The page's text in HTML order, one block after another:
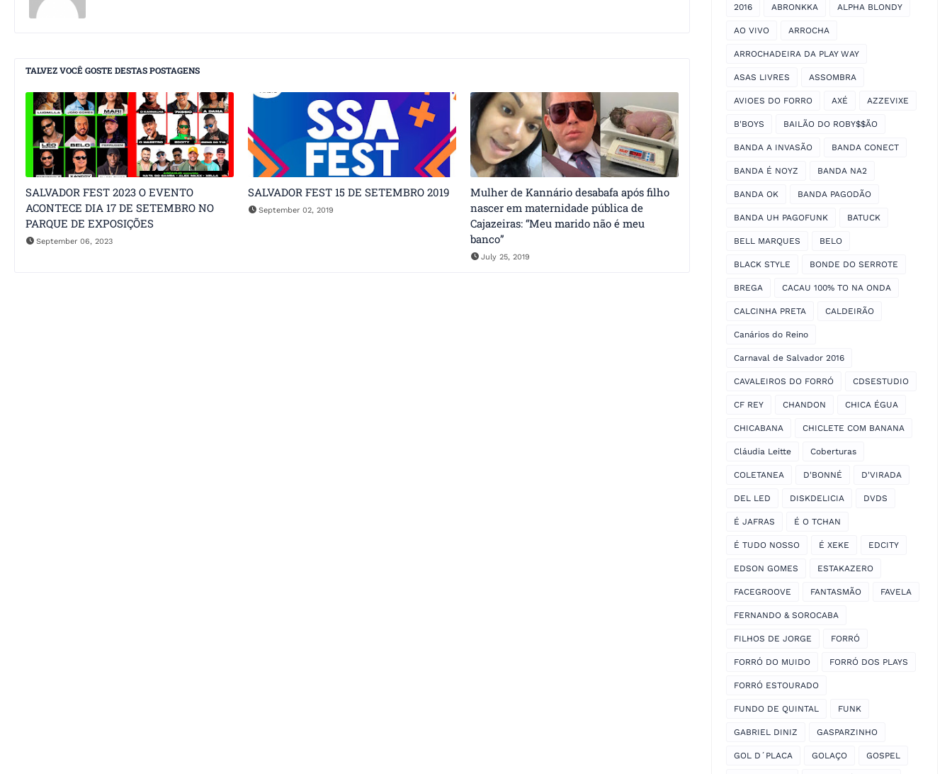
TALVEZ VOCÊ GOSTE DESTAS POSTAGENS
SALVADOR FEST 2023 O EVENTO
ACONTECE DIA 17 DE SETEMBRO NO
PARQUE DE EXPOSIÇÕES
September 06, 2023
SALVADOR FEST 15 DE SETEMBRO 2019
September 02, 2019
Mulher de Kannário desabafa após filho
nascer em maternidade pública de
Cajazeiras: “Meu marido não é meu
banco”
July 25, 2019
2016 ABRONKKA ALPHA BLONDY
AO VIVO ARROCHA
ARROCHADEIRA DA PLAY WAY
ASAS LIVRES ASSOMBRA
AVIOES DO FORRO AXÉ AZZEVIXE
B'BOYS BAILÃO DO ROBY$$ÃO
BANDA A INVASÃO BANDA CONECT
BANDA É NOYZ BANDA NA2
BANDA OK BANDA PAGODÃO
BANDA UH PAGOFUNK BATUCK
BELL MARQUES BELO
BLACK STYLE BONDE DO SERROTE
BREGA CACAU 100% TO NA ONDA
CALCINHA PRETA CALDEIRÃO
Canários do Reino
Carnaval de Salvador 2016
CAVALEIROS DO FORRÓ CDSESTUDIO
CF REY CHANDON CHICA ÉGUA
CHICABANA CHICLETE COM BANANA
Cláudia Leitte Coberturas
COLETANEA D'BONNÉ D'VIRADA
DEL LED DISKDELICIA DVDS
É JAFRAS É O TCHAN
É TUDO NOSSO É XEKE EDCITY
EDSON GOMES ESTAKAZERO
FACEGROOVE FANTASMÃO FAVELA
FERNANDO & SOROCABA
FILHOS DE JORGE FORRÓ
FORRÓ DO MUIDO FORRÓ DOS PLAYS
FORRÓ ESTOURADO
FUNDO DE QUINTAL FUNK
GABRIEL DINIZ GASPARZINHO
GOL D´PLACA GOLAÇO GOSPEL